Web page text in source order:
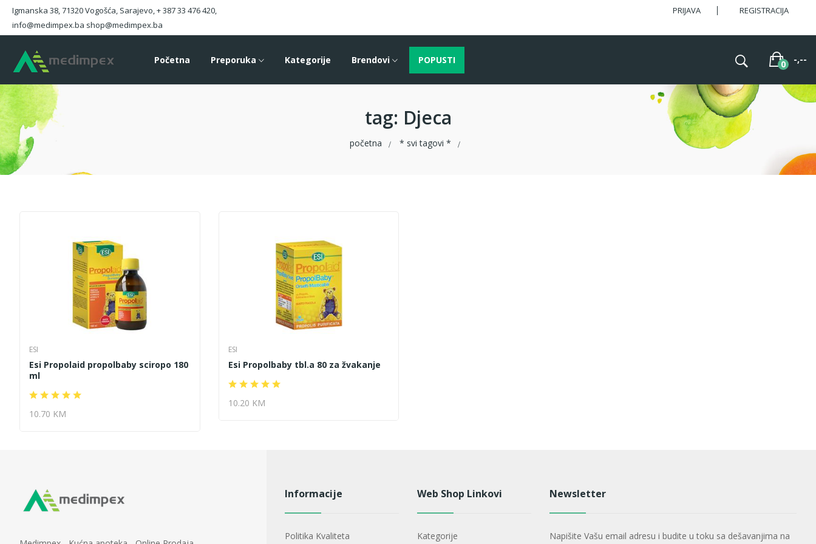
Igmanska 38, 71320 Vogošća, Sarajevo, + 387 33 476 420,
info@medimpex.ba shop@medimpex.ba
PRIJAVA REGISTRACIJA
Početna Preporuka Kategorije Brendovi POPUSTI -,--
tag: Djeca
početna * svi tagovi *
ESI
Esi Propolaid propolbaby sciropo 180
ml
10.70 KM
ESI
Esi Propolbaby tbl.a 80 za žvakanje
10.20 KM
Informacije
Politika Kvaliteta
Web Shop Linkovi
Kategorije
Newsletter
Napišite Vašu email adresu i budite u toku sa dešavanjima na